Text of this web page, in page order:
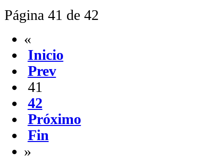
Página 41 de 42
«
Inicio
Prev
41
42
Próximo
Fin
»